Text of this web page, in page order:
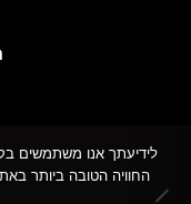
כל
החוויה הטובה ביותר